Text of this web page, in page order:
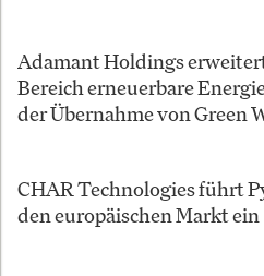
Adamant Holdings
Bereich erneuerbare
der Übernahme von Green
CHAR Technologies führt
den europäischen Markt ein